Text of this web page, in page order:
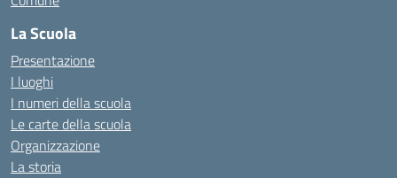
La Scuola
Presentazione
I luoghi
I numeri della scuola
Le carte della scuola
Organizzazione
La storia